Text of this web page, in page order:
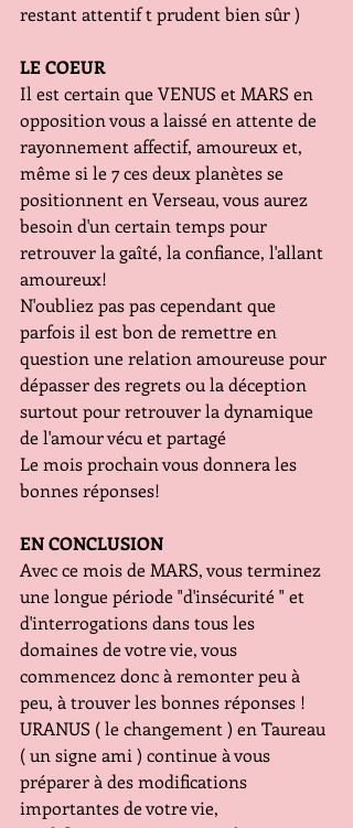
restant attentif t prudent bien sûr )
LE COEUR
Il est certain que VENUS et MARS en
opposition vous a laissé en attente de
rayonnement affectif, amoureux et,
même si le 7 ces deux planètes se
positionnent en Verseau, vous aurez
besoin d'un certain temps pour
retrouver la gaîté, la confiance, l'allant
amoureux!
N'oubliez pas pas cependant que
parfois il est bon de remettre en
question une relation amoureuse pour
dépasser des regrets ou la déception
surtout pour retrouver la dynamique
de l'amour vécu et partagé
Le mois prochain vous donnera les
bonnes réponses!
EN CONCLUSION
Avec ce mois de MARS, vous terminez
une longue période "d'insécurité " et
d'interrogations dans tous les
domaines de votre vie, vous
commencez donc à remonter peu à
peu, à trouver les bonnes réponses !
URANUS ( le changement ) en Taureau
( un signe ami ) continue à vous
préparer à des modifications
importantes de votre vie,